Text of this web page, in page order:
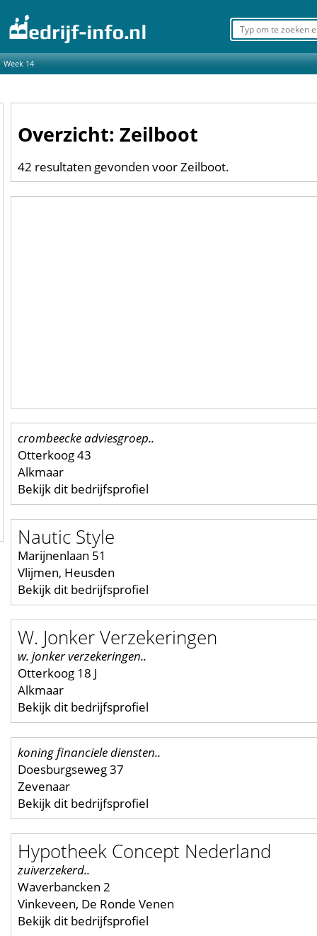
Week 14
Overzicht: Zeilboot
42 resultaten gevonden voor Zeilboot.
crombeecke adviesgroep..
Otterkoog 43
Alkmaar
Bekijk dit bedrijfsprofiel
Nautic Style
Marijnenlaan 51
Vlijmen, Heusden
Bekijk dit bedrijfsprofiel
W. Jonker Verzekeringen
w. jonker verzekeringen..
Otterkoog 18 J
Alkmaar
Bekijk dit bedrijfsprofiel
koning financiele diensten..
Doesburgseweg 37
Zevenaar
Bekijk dit bedrijfsprofiel
Hypotheek Concept Nederland
zuiverzekerd..
Waverbancken 2
Vinkeveen, De Ronde Venen
Bekijk dit bedrijfsprofiel